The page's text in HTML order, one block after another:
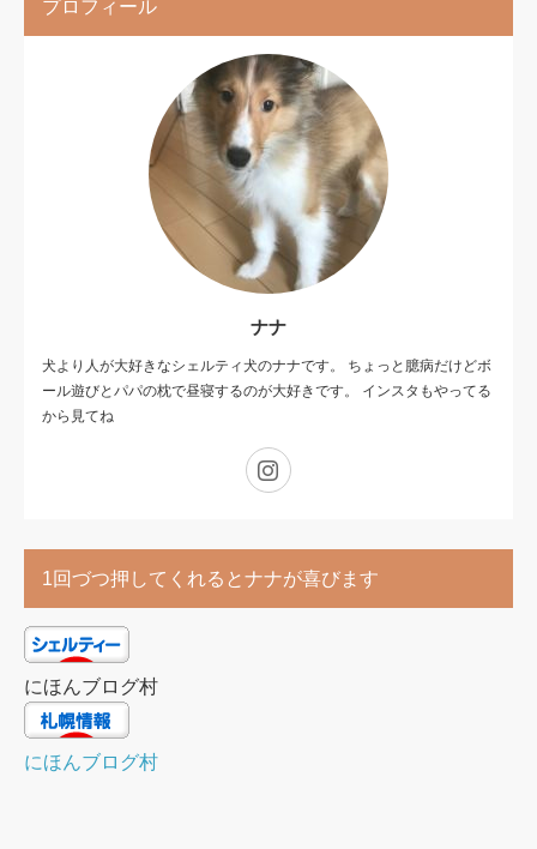
プロフィール
ナナ
犬より人が大好きなシェルティ犬のナナです。 ちょっと臆病だけどボ
ール遊びとパパの枕で昼寝するのが大好きです。 インスタもやってる
から見てね
1回づつ押してくれるとナナが喜びます
にほんブログ村
にほんブログ村